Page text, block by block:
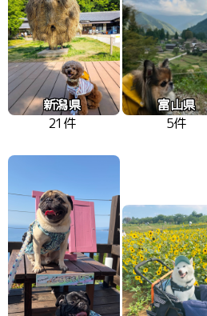
新潟県
21件
富山県
5件